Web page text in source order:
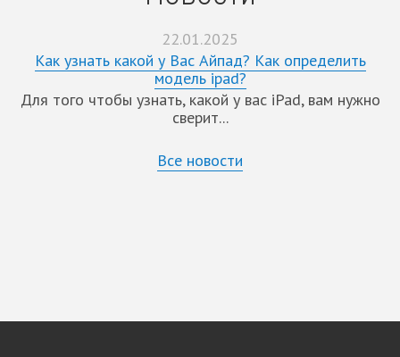
22.01.2025
Как узнать какой у Вас Айпад? Как определить
модель ipad?
Для того чтобы узнать, какой у вас iPad, вам нужно
сверит...
Все новости